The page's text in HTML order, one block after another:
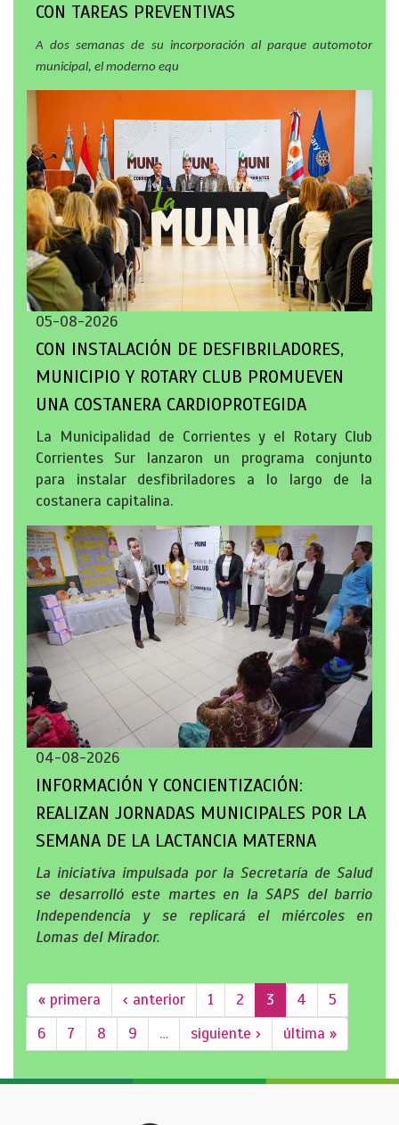
CON TAREAS PREVENTIVAS
A dos semanas de su incorporación al parque automotor
municipal, el moderno equ
05-08-2026
CON INSTALACIÓN DE DESFIBRILADORES,
MUNICIPIO Y ROTARY CLUB PROMUEVEN
UNA COSTANERA CARDIOPROTEGIDA
La Municipalidad de Corrientes y el Rotary Club
Corrientes Sur lanzaron un programa conjunto
para instalar desfibriladores a lo largo de la
costanera capitalina.
04-08-2026
INFORMACIÓN Y CONCIENTIZACIÓN:
REALIZAN JORNADAS MUNICIPALES POR LA
SEMANA DE LA LACTANCIA MATERNA
La iniciativa impulsada por la Secretaría de Salud
se desarrolló este martes en la SAPS del barrio
Independencia y se replicará el miércoles en
Lomas del Mirador.
« primera ‹ anterior 1 2 3 4
5
6
7 8 9 … siguiente › última »